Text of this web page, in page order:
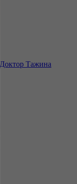
Доктор Тажина